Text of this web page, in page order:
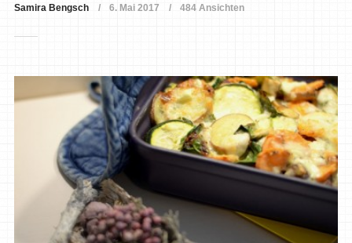
Samira Bengsch 6. Mai 2017 484 Ansichten